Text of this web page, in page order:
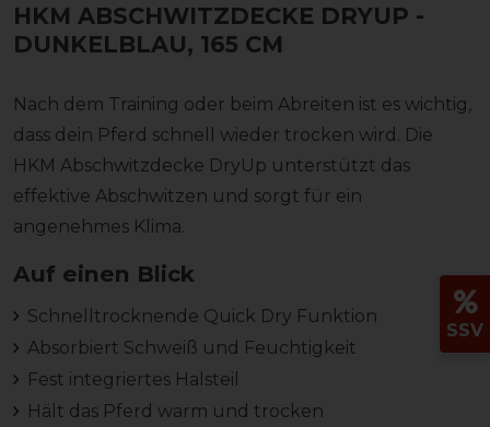
HKM ABSCHWITZDECKE DRYUP -
DUNKELBLAU, 165 CM
Nach dem Training oder beim Abreiten ist es wichtig,
dass dein Pferd schnell wieder trocken wird. Die
HKM Abschwitzdecke DryUp unterstützt das
effektive Abschwitzen und sorgt für ein
angenehmes Klima.
Auf einen Blick
Schnelltrocknende Quick Dry Funktion
Absorbiert Schweiß und Feuchtigkeit
Fest integriertes Halsteil
Hält das Pferd warm und trocken
SSV